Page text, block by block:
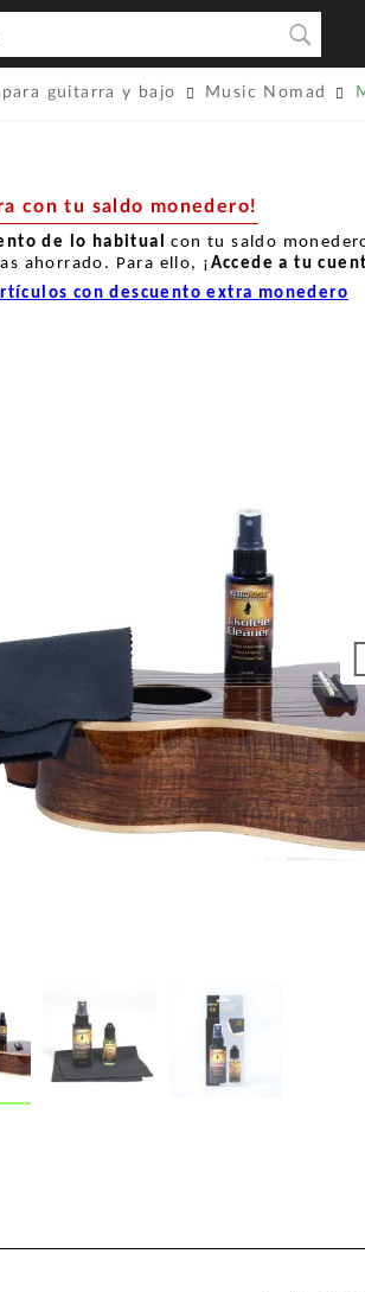
guitarra y bajo Music Nomad
con tu saldo monedero!
de lo habitual con tu saldo
ahorrado. Para ello, ¡ Accede a tu
con descuento extra monedero